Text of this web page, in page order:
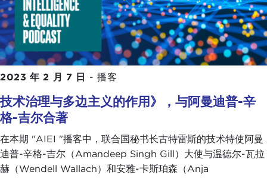
2023 年 2 月 7 日 - 播客
技术治理与多边主义的作用》，与阿曼迪普-辛
格-吉尔合著
在本期 "AIEI "播客中，联合国秘书长古特雷斯的技术特使阿曼
迪普-辛格-吉尔（Amandeep Singh Gill）大使与温德尔-瓦拉
赫（Wendell Wallach）和安雅-卡斯珀森（Anja